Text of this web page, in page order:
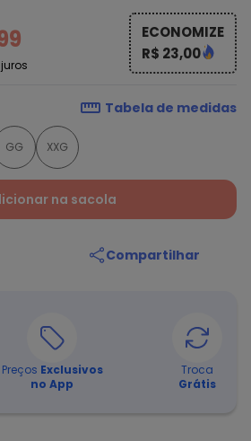
ECONOMIZE
R$ 23,00
Tabela de medidas
GG XXG
na sacola
Compartilhar
Preços Exclusivos
no App
Troca
Grátis